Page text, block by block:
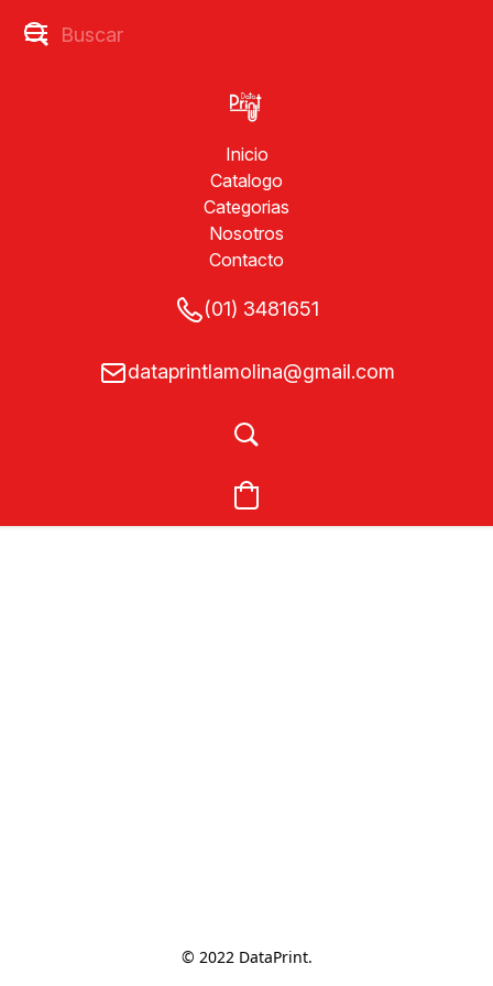
Inicio
Catalogo
Categorias
Nosotros
Contacto
(01) 3481651
dataprintlamolina@gmail.com
© 2022 DataPrint.